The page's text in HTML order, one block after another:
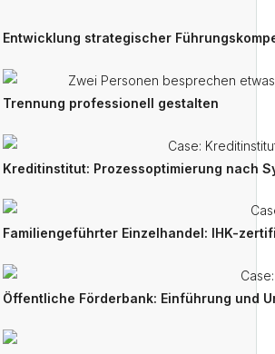
Entwicklung strategischer
Trennung professionell gestalten
Kreditinstitut: Prozessoptimierung nach
Familiengeführter Einzelhandel: IHK-
Öffentliche Förderbank: Einführung und